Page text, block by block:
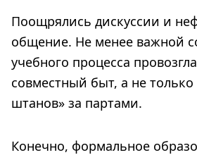
Поощрялись дискуссии и
общение. Не менее важной
учебного процесса
совместный быт, а не
штанов» за партами.
Конечно, формальное